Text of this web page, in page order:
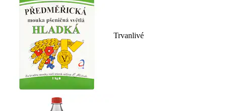
Trvanlivé